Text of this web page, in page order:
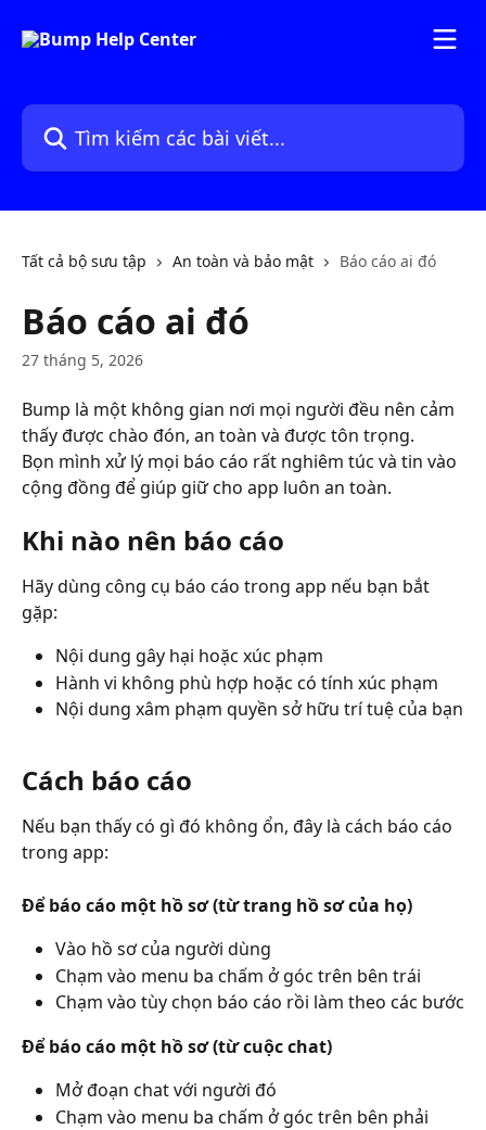
Tìm kiếm các bài viết...
Tất cả bộ sưu tập An toàn và bảo mật Báo cáo ai đó
Báo cáo ai đó
27 tháng 5, 2026
Bump là một không gian nơi mọi người đều nên cảm
thấy được chào đón, an toàn và được tôn trọng.
Bọn mình xử lý mọi báo cáo rất nghiêm túc và tin vào
cộng đồng để giúp giữ cho app luôn an toàn.
Khi nào nên báo cáo
Hãy dùng công cụ báo cáo trong app nếu bạn bắt
gặp:
Nội dung gây hại hoặc xúc phạm
Hành vi không phù hợp hoặc có tính xúc phạm
Nội dung xâm phạm quyền sở hữu trí tuệ của bạn
Cách báo cáo
Nếu bạn thấy có gì đó không ổn, đây là cách báo cáo
trong app:
Để báo cáo một hồ sơ (từ trang hồ sơ của họ)
Vào hồ sơ của người dùng
Chạm vào menu ba chấm ở góc trên bên trái
Chạm vào tùy chọn báo cáo rồi làm theo các bước
Để báo cáo một hồ sơ (từ cuộc chat)
Mở đoạn chat với người đó
Chạm vào menu ba chấm ở góc trên bên phải